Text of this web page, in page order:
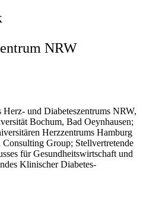
NRW
Herz- und Diabeteszentrums NRW,
Bochum, Bad Oeynhausen;
Herzzentrums Hamburg
Group; Stellvertretende
für Gesundheitswirtschaft und
Klinischer Diabetes-